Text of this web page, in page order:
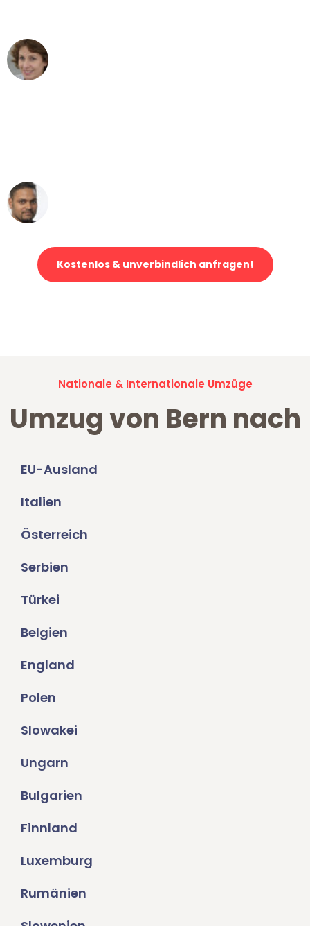
Kostenlos & unverbindlich anfragen!
Nationale & Internationale Umzüge
Umzug von Bern nach
EU-Ausland
Italien
Österreich
Serbien
Türkei
Belgien
England
Polen
Slowakei
Ungarn
Bulgarien
Finnland
Luxemburg
Rumänien